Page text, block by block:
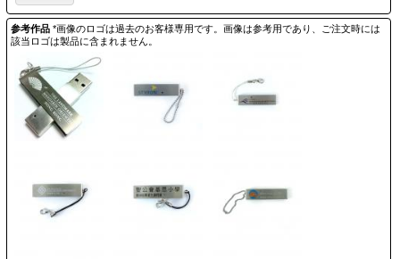
参考作品 *画像のロゴは過去のお客様専用です。画像は参考用であり、ご注文時には
該当ロゴは製品に含まれません。